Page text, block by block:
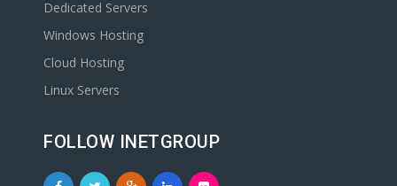
Dedicated Servers
Windows Hosting
Cloud Hosting
Linux Servers
FOLLOW INETGROUP